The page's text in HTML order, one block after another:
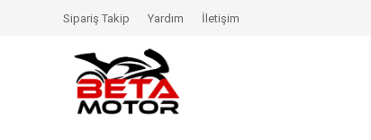
Sipariş Takip Yardım İletişim